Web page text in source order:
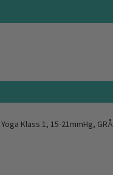
Klass 1, 15-21mmHg, GRÅ